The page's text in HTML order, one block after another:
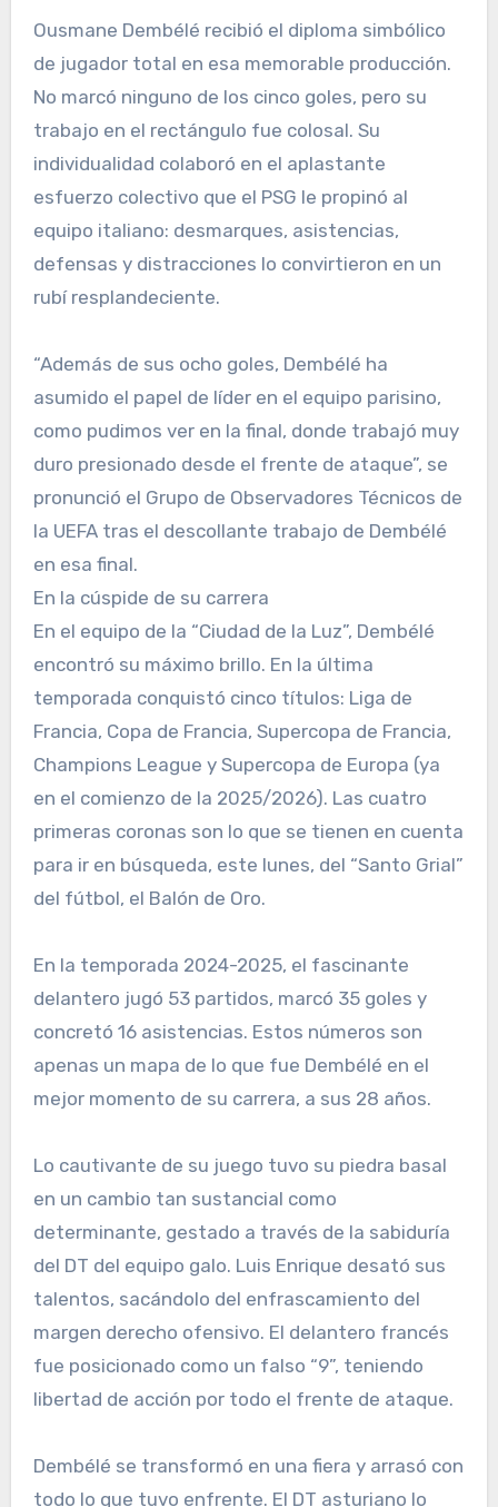
Ousmane Dembélé recibió el diploma simbólico
de jugador total en esa memorable producción.
No marcó ninguno de los cinco goles, pero su
trabajo en el rectángulo fue colosal. Su
individualidad colaboró en el aplastante
esfuerzo colectivo que el PSG le propinó al
equipo italiano: desmarques, asistencias,
defensas y distracciones lo convirtieron en un
rubí resplandeciente.
“Además de sus ocho goles, Dembélé ha
asumido el papel de líder en el equipo parisino,
como pudimos ver en la final, donde trabajó muy
duro presionado desde el frente de ataque”, se
pronunció el Grupo de Observadores Técnicos de
la UEFA tras el descollante trabajo de Dembélé
en esa final.
En la cúspide de su carrera
En el equipo de la “Ciudad de la Luz”, Dembélé
encontró su máximo brillo. En la última
temporada conquistó cinco títulos: Liga de
Francia, Copa de Francia, Supercopa de Francia,
Champions League y Supercopa de Europa (ya
en el comienzo de la 2025/2026). Las cuatro
primeras coronas son lo que se tienen en cuenta
para ir en búsqueda, este lunes, del “Santo Grial”
del fútbol, el Balón de Oro.
En la temporada 2024-2025, el fascinante
delantero jugó 53 partidos, marcó 35 goles y
concretó 16 asistencias. Estos números son
apenas un mapa de lo que fue Dembélé en el
mejor momento de su carrera, a sus 28 años.
Lo cautivante de su juego tuvo su piedra basal
en un cambio tan sustancial como
determinante, gestado a través de la sabiduría
del DT del equipo galo. Luis Enrique desató sus
talentos, sacándolo del enfrascamiento del
margen derecho ofensivo. El delantero francés
fue posicionado como un falso “9”, teniendo
libertad de acción por todo el frente de ataque.
Dembélé se transformó en una fiera y arrasó con
todo lo que tuvo enfrente. El DT asturiano lo